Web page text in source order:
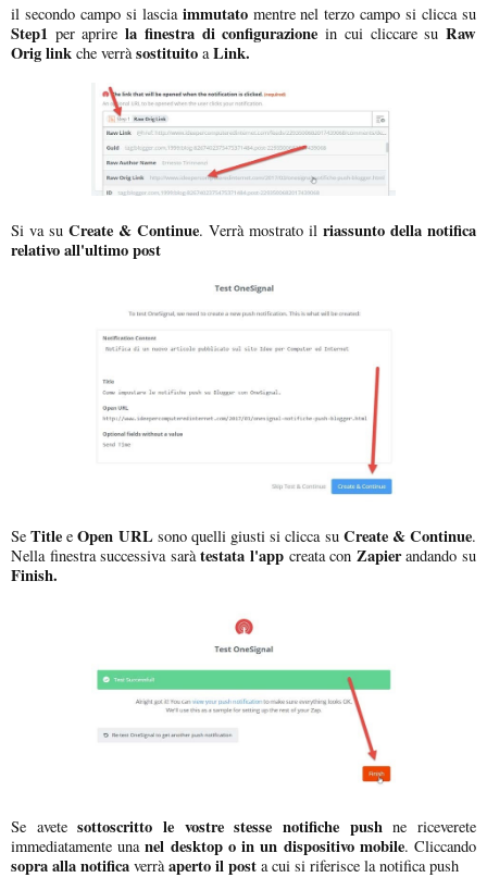
il secondo campo si lasciaimmutatomentre nel terzo campo si clicca su
Step1 per aprirela finestra di configurazione in cui cliccare suRaw
Orig link che verràsostituito aLink.
Si va su Create & Continue. Verrà mostrato il riassunto della notifica
relativo all'ultimo post
Se Title eOpen URLsono quelli giusti si clicca suCreate & Continue.
Nella finestra successiva saràtestata l'app creata con Zapierandando su
Finish.
Se avetesottoscritto le vostre stesse notifiche pushne riceverete
immediatamente unanel desktop o in un dispositivo mobile. Cliccando
sopra alla notifica verràaperto il post a cui si riferisce la notifica push